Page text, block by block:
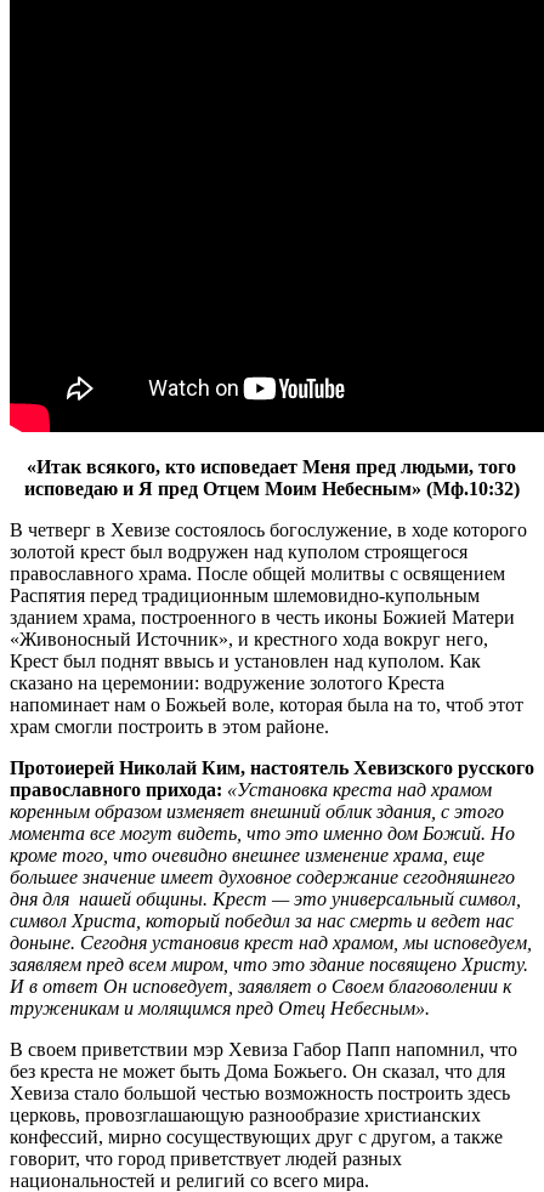
«Итак всякого, кто исповедает Меня пред людьми, того
исповедаю и Я пред Отцем Моим Небесным» (Мф.10:32)
В четверг в Хевизе состоялось богослужение, в ходе которого
золотой крест был водружен над куполом строящегося
православного храма. После общей молитвы с освящением
Распятия перед традиционным шлемовидно-купольным
зданием храма, построенного в честь иконы Божией Матери
«Живоносный Источник», и крестного хода вокруг него,
Крест был поднят ввысь и установлен над куполом. Как
сказано на церемонии: водружение золотого Креста
напоминает нам о Божьей воле, которая была на то, чтоб этот
храм смогли построить в этом районе.
Протоиерей Николай Ким, настоятель Хевизского русского
православного прихода: «Установка креста над храмом
коренным образом изменяет внешний облик здания, с этого
момента все могут видеть, что это именно дом Божий. Но
кроме того, что очевидно внешнее изменение храма, еще
большее значение имеет духовное содержание сегодняшнего
дня для нашей общины. Крест — это универсальный символ,
символ Христа, который победил за нас смерть и ведет нас
доныне. Сегодня установив крест над храмом, мы исповедуем,
заявляем пред всем миром, что это здание посвящено Христу.
И в ответ Он исповедует, заявляет о Своем благоволении к
труженикам и молящимся пред Отец Небесным».
В своем приветствии мэр Хевиза Габор Папп напомнил, что
без креста не может быть Дома Божьего. Он сказал, что для
Хевиза стало большой честью возможность построить здесь
церковь, провозглашающую разнообразие христианских
конфессий, мирно сосуществующих друг с другом, а также
говорит, что город приветствует людей разных
национальностей и религий со всего мира.